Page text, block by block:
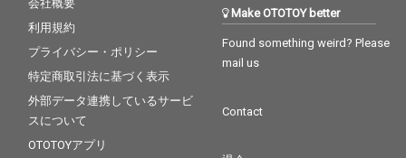
会社概要
利用規約
プライバシー・ポリシー
特定商取引法に基づく表示
外部データ連携しているサービ
スについて
OTOTOYアプリ
Make OTOTOY better
Found something weird? Please
mail us
Contact